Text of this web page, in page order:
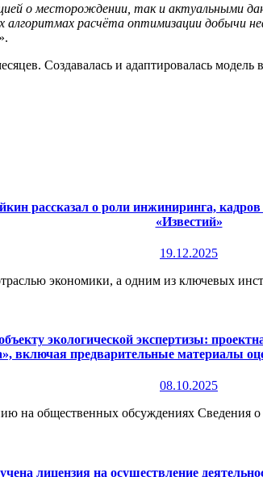
о месторождении, так и актуальными
алгоритмах расчёта оптимизации добычи
Создавалась и адаптировалась
рассказал о роли инжиниринга,
«Известий»
19.12.2025
экономики, а одним из ключевых
экологической экспертизы:
включая предварительные материалы
08.10.2025
на общественных обсуждениях Сведения о
лицензия на осуществление